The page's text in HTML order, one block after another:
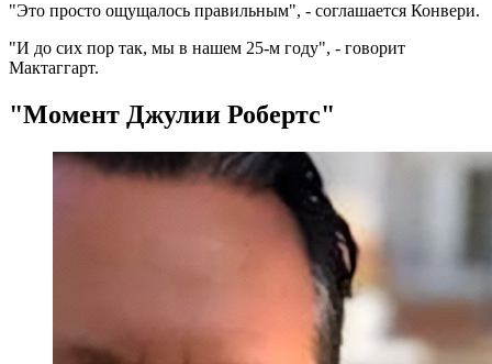
"Это просто ощущалось правильным", - соглашается Конвери.
"И до сих пор так, мы в нашем 25-м году", - говорит
Мактаггарт.
"Момент Джулии Робертс"